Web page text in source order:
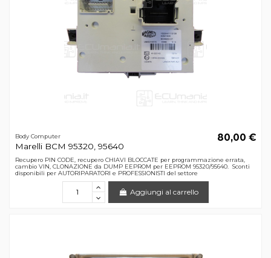
Body Computer
Marelli BCM 95320, 95640
80,00 €
Recupero PIN CODE, recupero CHIAVI BLOCCATE per programmazione errata,
cambio VIN, CLONAZIONE da DUMP EEPROM per EEPROM 95320/95640. Sconti
disponibili per AUTORIPARATORI e PROFESSIONISTI del settore
Aggiungi al carrello